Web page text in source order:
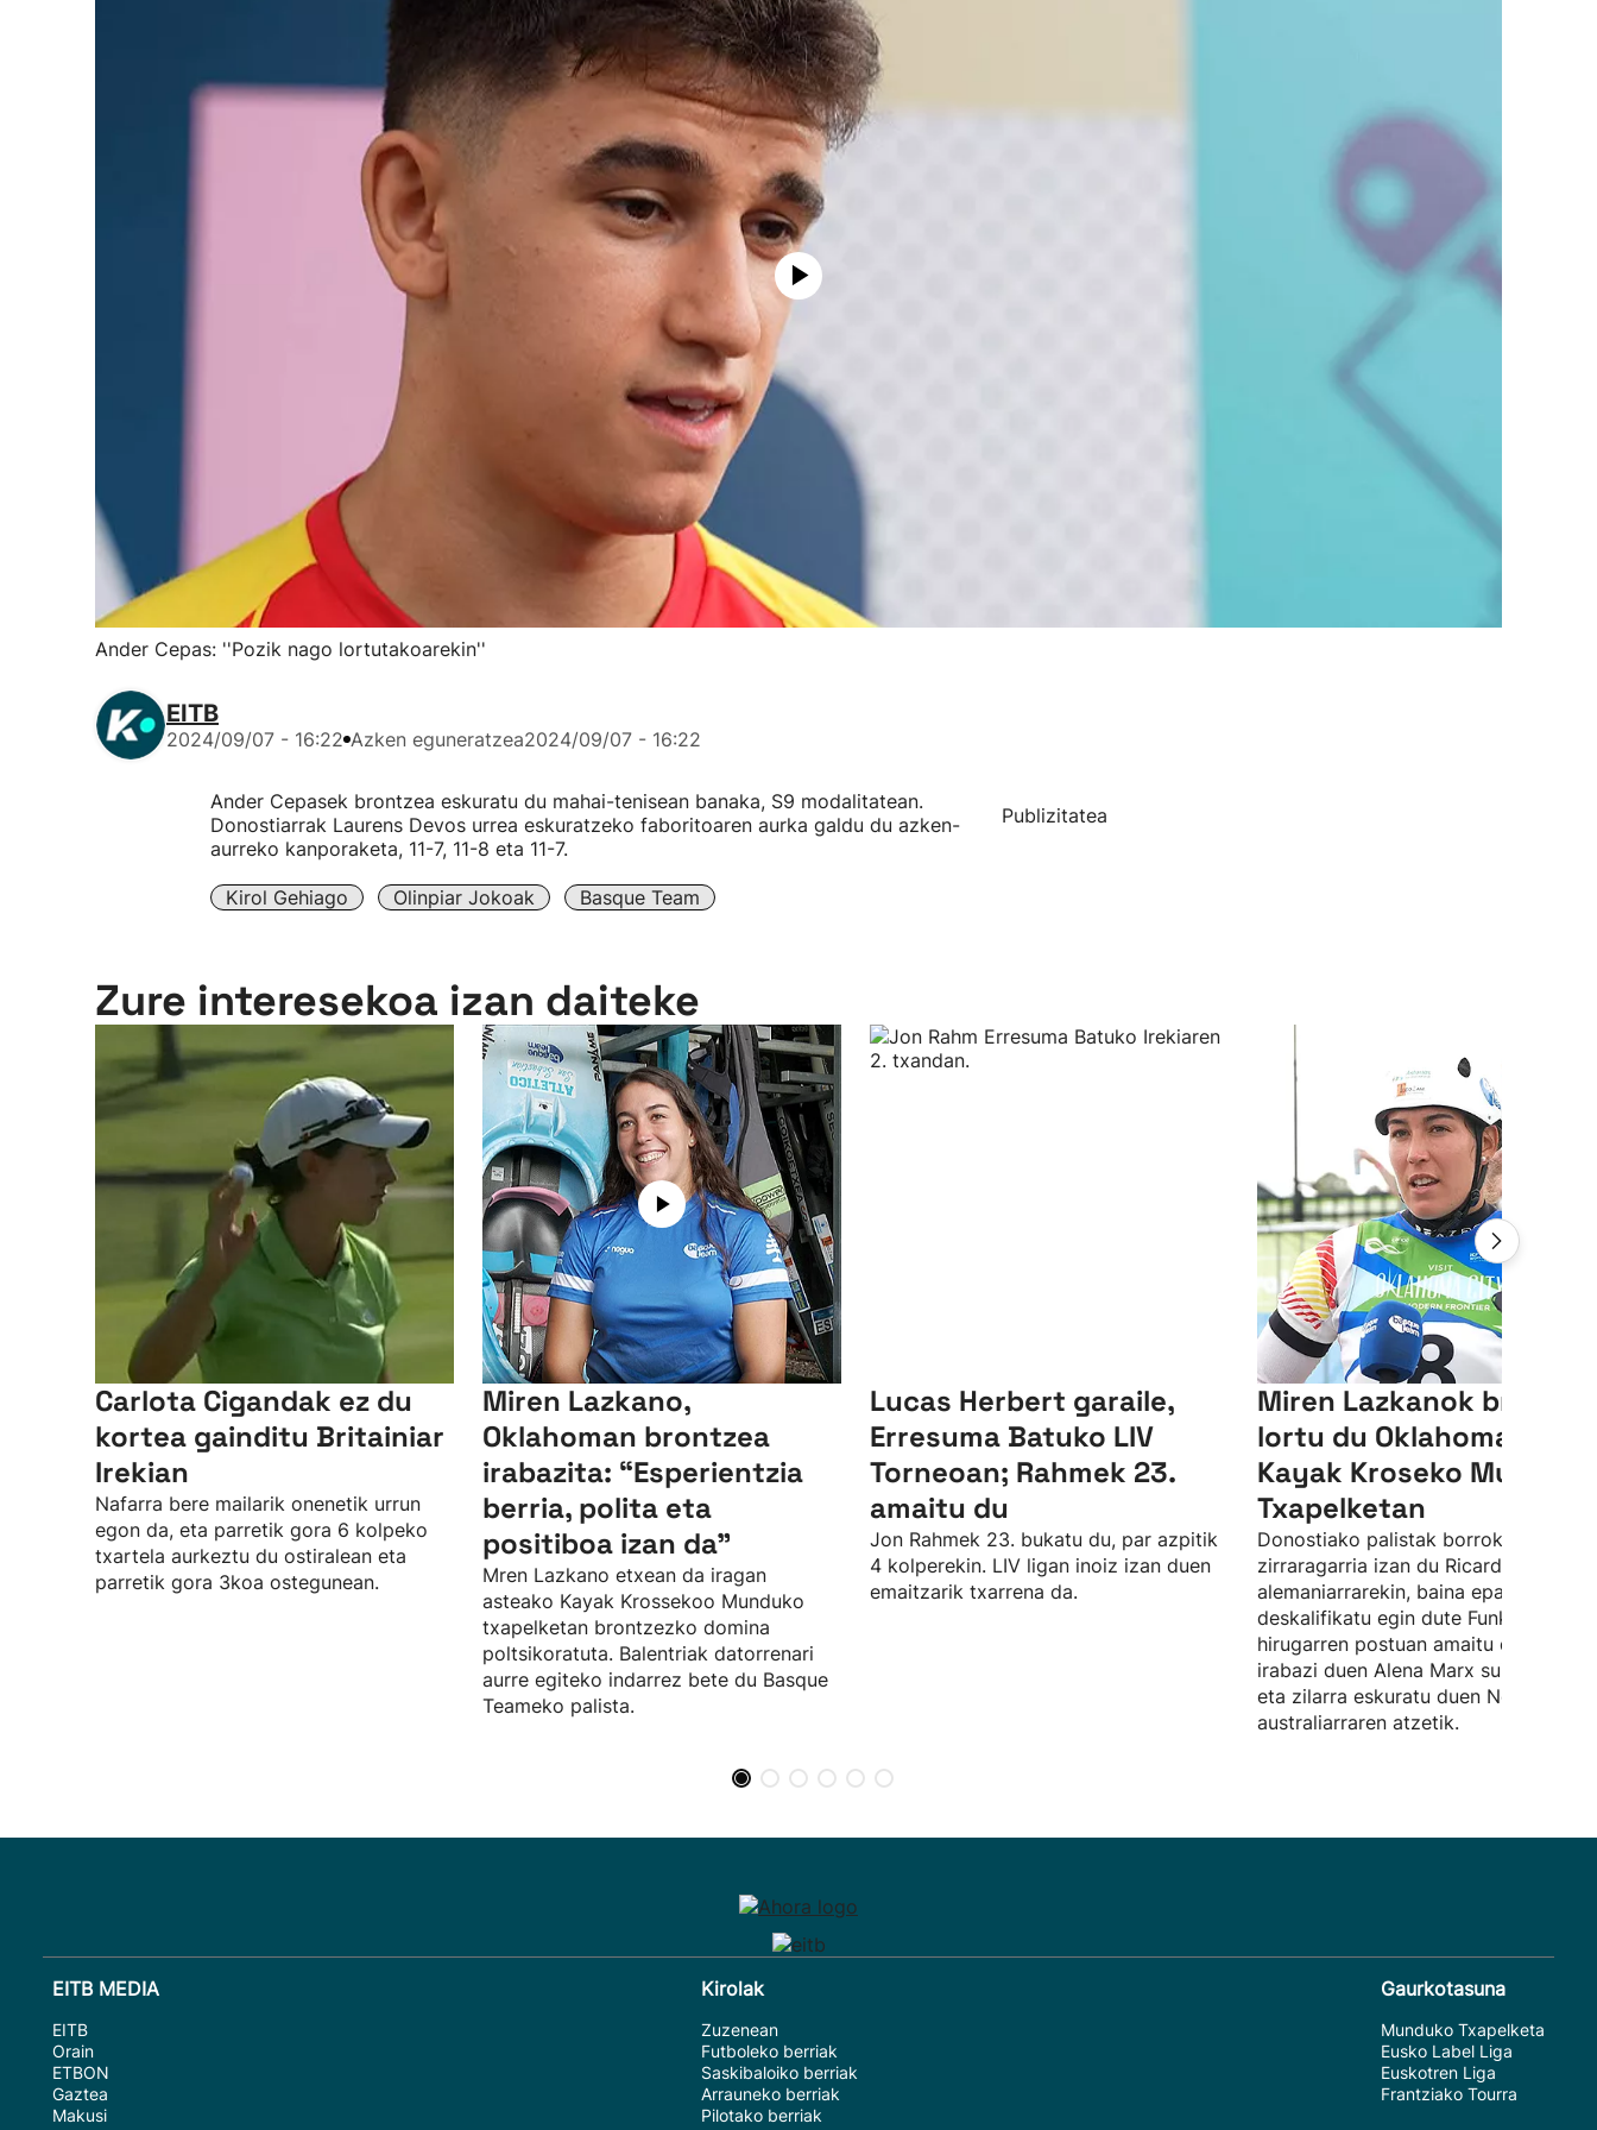
Ander Cepas: ''Pozik nago lortutakoarekin''
EITB
2024/09/07 - 16:22 Azken eguneratzea2024/09/07 - 16:22
Ander Cepasek brontzea eskuratu du mahai-tenisean banaka, S9 modalitatean.
Donostiarrak Laurens Devos urrea eskuratzeko faboritoaren aurka galdu du azken-
aurreko kanporaketa, 11-7, 11-8 eta 11-7.
Kirol Gehiago Olinpiar Jokoak Basque Team
Publizitatea
Zure interesekoa izan daiteke
Carlota Cigandak ez du
kortea gainditu Britainiar
Irekian
Nafarra bere mailarik onenetik urrun
egon da, eta parretik gora 6 kolpeko
txartela aurkeztu du ostiralean eta
parretik gora 3koa ostegunean.
Miren Lazkano,
Oklahoman brontzea
irabazita: “Esperientzia
berria, polita eta
positiboa izan da"
Mren Lazkano etxean da iragan
asteako Kayak Krossekoo Munduko
txapelketan brontzezko domina
poltsikoratuta. Balentriak datorrenari
aurre egiteko indarrez bete du Basque
Teameko palista.
Lucas Herbert garaile,
Erresuma Batuko LIV
Torneoan; Rahmek 23.
amaitu du
Jon Rahmek 23. bukatu du, par azpitik
4 kolperekin. LIV ligan inoiz izan duen
emaitzarik txarrena da.
Miren Lazkanok
lortu du Oklahomako
Kayak Kroseko
Txapelketan
Donostiako palistak borroka
zirraragarria izan du Ricarda Funk
alemaniarrarekin, baina epaileek
deskalifikatu egin dute Funk.
hirugarren postuan amaitu du, urrea
irabazi duen Alena Marx suitzarraren
eta zilarra eskuratu duen Noemie Fox
australiarraren atzetik.
EITB MEDIA
EITB
Orain
ETBON
Gaztea
Makusi
Kirolak
Zuzenean
Futboleko berriak
Saskibaloiko berriak
Arrauneko berriak
Pilotako berriak
Gaurkotasuna
Munduko Txapelketa
Eusko Label Liga
Euskotren Liga
Frantziako Tourra